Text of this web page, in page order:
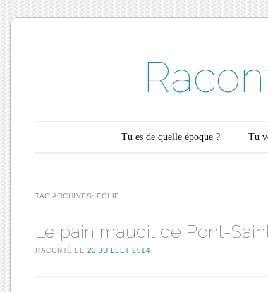
Main menuTu es de quelle époque ? Tu
TAG ARCHIVES: FOLIE
Le pain maudit de Pont-
RACONTÉ LE 23 JUILLET 2014